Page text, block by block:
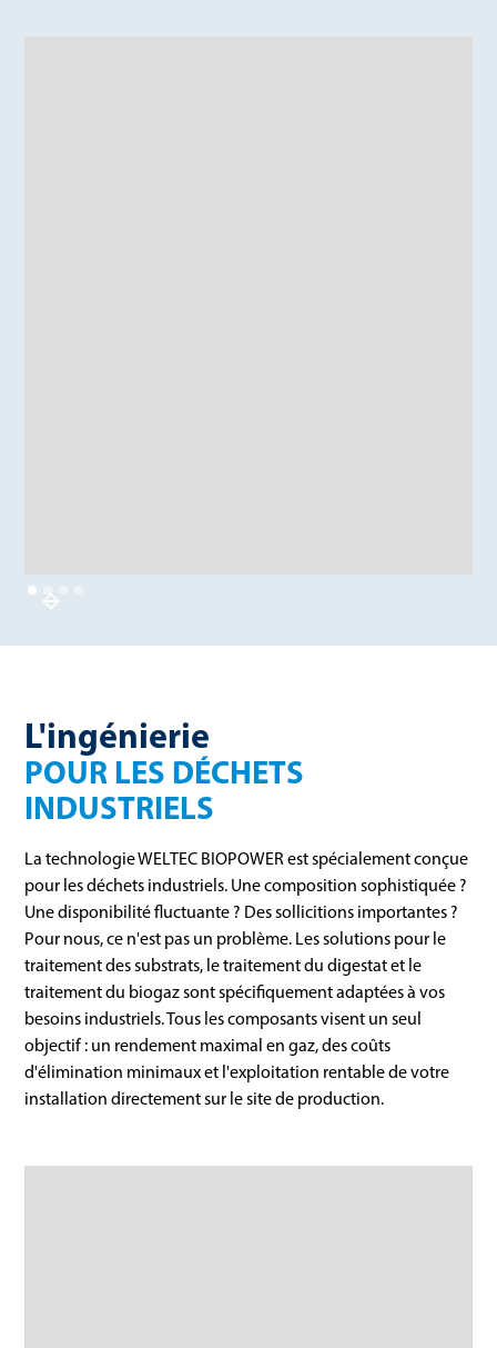
L'ingénierie
POUR LES DÉCHETS
INDUSTRIELS
La technologie WELTEC BIOPOWER est spécialement conçue
pour les déchets industriels. Une composition sophistiquée ?
Une disponibilité fluctuante ? Des sollicitions importantes ?
Pour nous, ce n'est pas un problème. Les solutions pour le
traitement des substrats, le traitement du digestat et le
traitement du biogaz sont spécifiquement adaptées à vos
besoins industriels. Tous les composants visent un seul
objectif : un rendement maximal en gaz, des coûts
d'élimination minimaux et l'exploitation rentable de votre
installation directement sur le site de production.